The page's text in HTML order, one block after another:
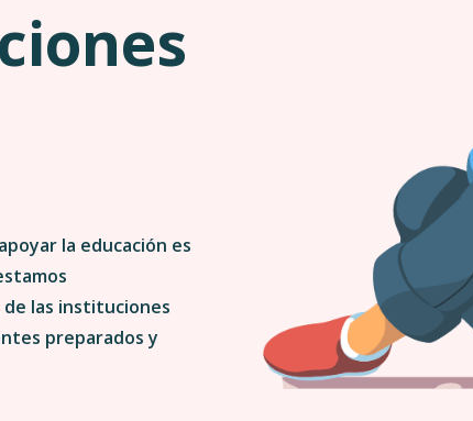
la educación es
las instituciones
preparados y